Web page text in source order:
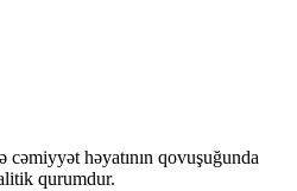
həyatının qovuşuğunda
qurumdur.